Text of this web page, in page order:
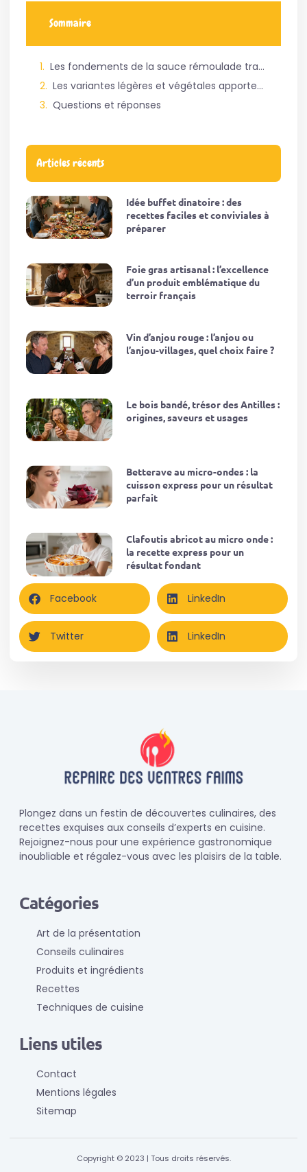
Sommaire
Les fondements de la sauce rémoulade traditionnelle subliment la texture du céleri-rave
Les variantes légères et végétales apportent une touche de modernité à votre assiette
Questions et réponses
Articles récents
Idée buffet dinatoire : des
recettes faciles et conviviales à
préparer
Foie gras artisanal : l’excellence
d’un produit emblématique du
terroir français
Vin d’anjou rouge : l’anjou ou
l’anjou-villages, quel choix faire ?
Le bois bandé, trésor des Antilles :
origines, saveurs et usages
Betterave au micro-ondes : la
cuisson express pour un résultat
parfait
Clafoutis abricot au micro onde :
la recette express pour un
résultat fondant
Facebook LinkedIn
Twitter LinkedIn
Plongez dans un festin de découvertes culinaires, des
recettes exquises aux conseils d’experts en cuisine.
Rejoignez-nous pour une expérience gastronomique
inoubliable et régalez-vous avec les plaisirs de la table.
Catégories
Art de la présentation
Conseils culinaires
Produits et ingrédients
Recettes
Techniques de cuisine
Liens utiles
Contact
Mentions légales
Sitemap
Copyright © 2023 | Tous droits réservés.